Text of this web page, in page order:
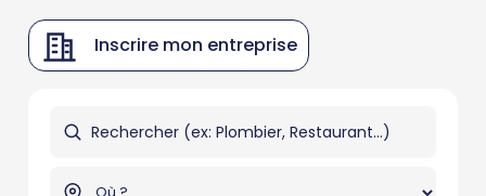
Inscrire mon entreprise